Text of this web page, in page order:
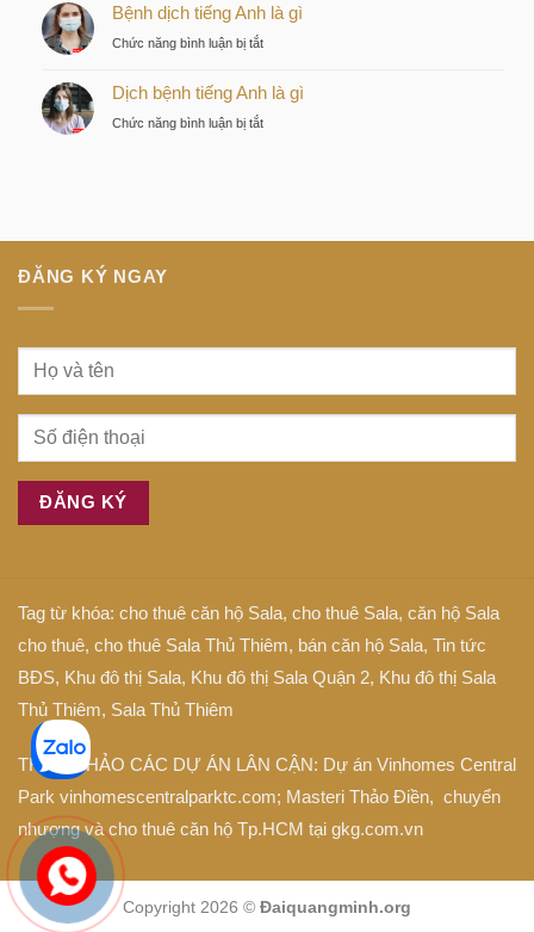
của
nhà
tư
gì
là
Bệnh dịch tiếng Anh là gì
Chức năng bình luận bị tắtở
dịch
Dịch bệnh tiếng Anh là gì
Chức năng bình luận bị tắtở
là
ĐĂNG KÝ NGAY
Tag từ khóa: cho thuê căn hộ Sala, cho thuê Sala, căn hộ Sala
cho thuê, cho thuê Sala Thủ Thiêm, bán căn hộ Sala, Tin tức
BĐS, Khu đô thị Sala, Khu đô thị Sala Quận 2, Khu đô thị Sala
Thủ Thiêm, Sala Thủ Thiêm
THAM KHẢO CÁC DỰ ÁN LÂN CẬN: Dự án Vinhomes Central
Park vinhomescentralparktc.com; Masteri Thảo Điền, chuyển
nhượng và cho thuê căn hộ Tp.HCM tại gkg.com.vn
Copyright 2026 © Đaiquangminh.org